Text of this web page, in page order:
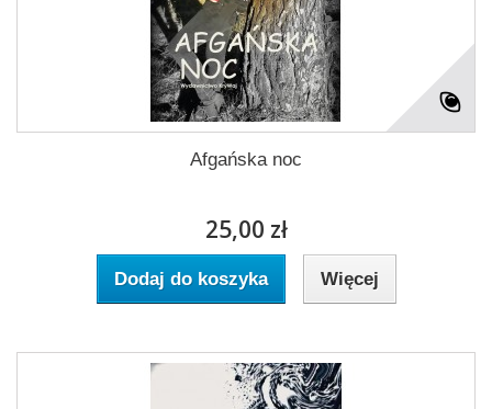
Afgańska noc
25,00 zł
Dodaj do koszyka Więcej